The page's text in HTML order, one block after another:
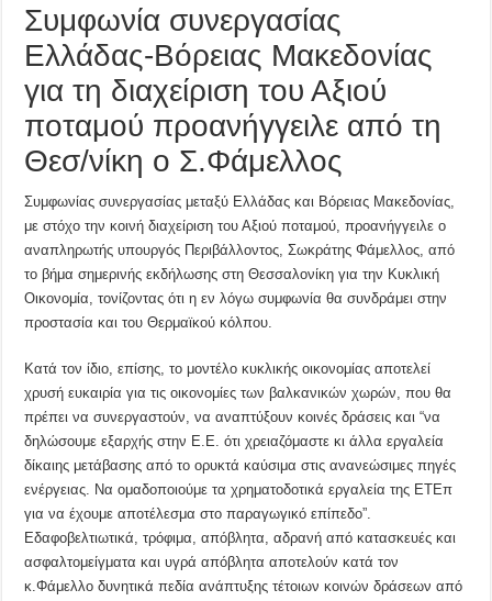
Συμφωνία συνεργασίας
Ελλάδας-Βόρειας Μακεδονίας
για τη διαχείριση του Αξιού
ποταμού προανήγγειλε από τη
Θεσ/νίκη ο Σ.Φάμελλος
Συμφωνίας συνεργασίας μεταξύ Ελλάδας και Βόρειας Μακεδονίας,
με στόχο την κοινή διαχείριση του Αξιού ποταμού, προανήγγειλε ο
αναπληρωτής υπουργός Περιβάλλοντος, Σωκράτης Φάμελλος, από
το βήμα σημερινής εκδήλωσης στη Θεσσαλονίκη για την Κυκλική
Οικονομία, τονίζοντας ότι η εν λόγω συμφωνία θα συνδράμει στην
προστασία και του Θερμαϊκού κόλπου.
Κατά τον ίδιο, επίσης, το μοντέλο κυκλικής οικονομίας αποτελεί
χρυσή ευκαιρία για τις οικονομίες των βαλκανικών χωρών, που θα
πρέπει να συνεργαστούν, να αναπτύξουν κοινές δράσεις και “να
δηλώσουμε εξαρχής στην Ε.Ε. ότι χρειαζόμαστε κι άλλα εργαλεία
δίκαιης μετάβασης από το ορυκτά καύσιμα στις ανανεώσιμες πηγές
ενέργειας. Να ομαδοποιούμε τα χρηματοδοτικά εργαλεία της ΕΤΕπ
για να έχουμε αποτέλεσμα στο παραγωγικό επίπεδο”.
Εδαφοβελτιωτικά, τρόφιμα, απόβλητα, αδρανή από κατασκευές και
ασφαλτομείγματα και υγρά απόβλητα αποτελούν κατά τον
κ.Φάμελλο δυνητικά πεδία ανάπτυξης τέτοιων κοινών δράσεων από